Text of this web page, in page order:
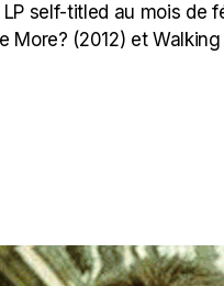
self-titled au mois de
More? (2012) et